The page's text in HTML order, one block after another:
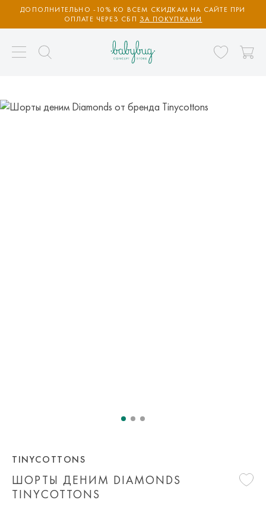
ДОПОЛНИТЕЛЬНО -10% КО ВСЕМ СКИДКАМ НА САЙТЕ ПРИ
ОПЛАТЕ ЧЕРЕЗ СБП ЗА ПОКУПКАМИ
ШОРТЫ ДЕНИМ DIAMONDS
TINYCOTTONS
TINYCOTTONS